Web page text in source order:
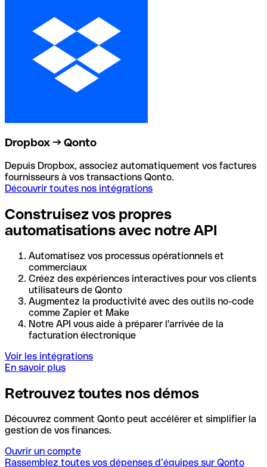
Dropbox → Qonto
Depuis Dropbox, associez automatiquement vos factures
fournisseurs à vos transactions Qonto.
Découvrir toutes nos intégrations
Construisez vos propres
automatisations avec notre API
Automatisez vos processus opérationnels et
commerciaux
Créez des expériences interactives pour vos clients
utilisateurs de Qonto
Augmentez la productivité avec des outils no-code
comme Zapier et Make
Notre API vous aide à préparer l'arrivée de la
facturation électronique
Voir les intégrations
En savoir plus
Retrouvez toutes nos démos
Découvrez comment Qonto peut accélérer et simplifier la
gestion de vos finances.
Ouvrir un compte
Rassemblez toutes vos dépenses d’équipes sur Qonto